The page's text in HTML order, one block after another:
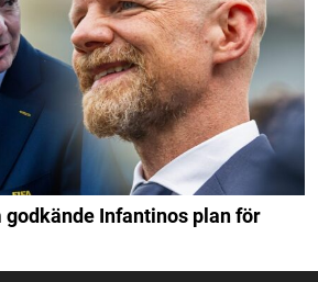
Infantinos plan för